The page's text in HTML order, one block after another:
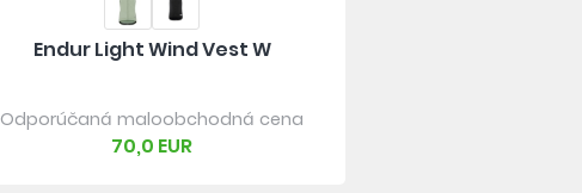
Endur Light Wind Vest W
Odporúčaná maloobchodná cena
70,0 EUR